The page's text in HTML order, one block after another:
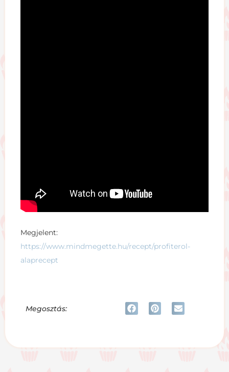
Megjelent:
https://www.mindmegette.hu/recept/profiterol-
alaprecept
Megosztás: